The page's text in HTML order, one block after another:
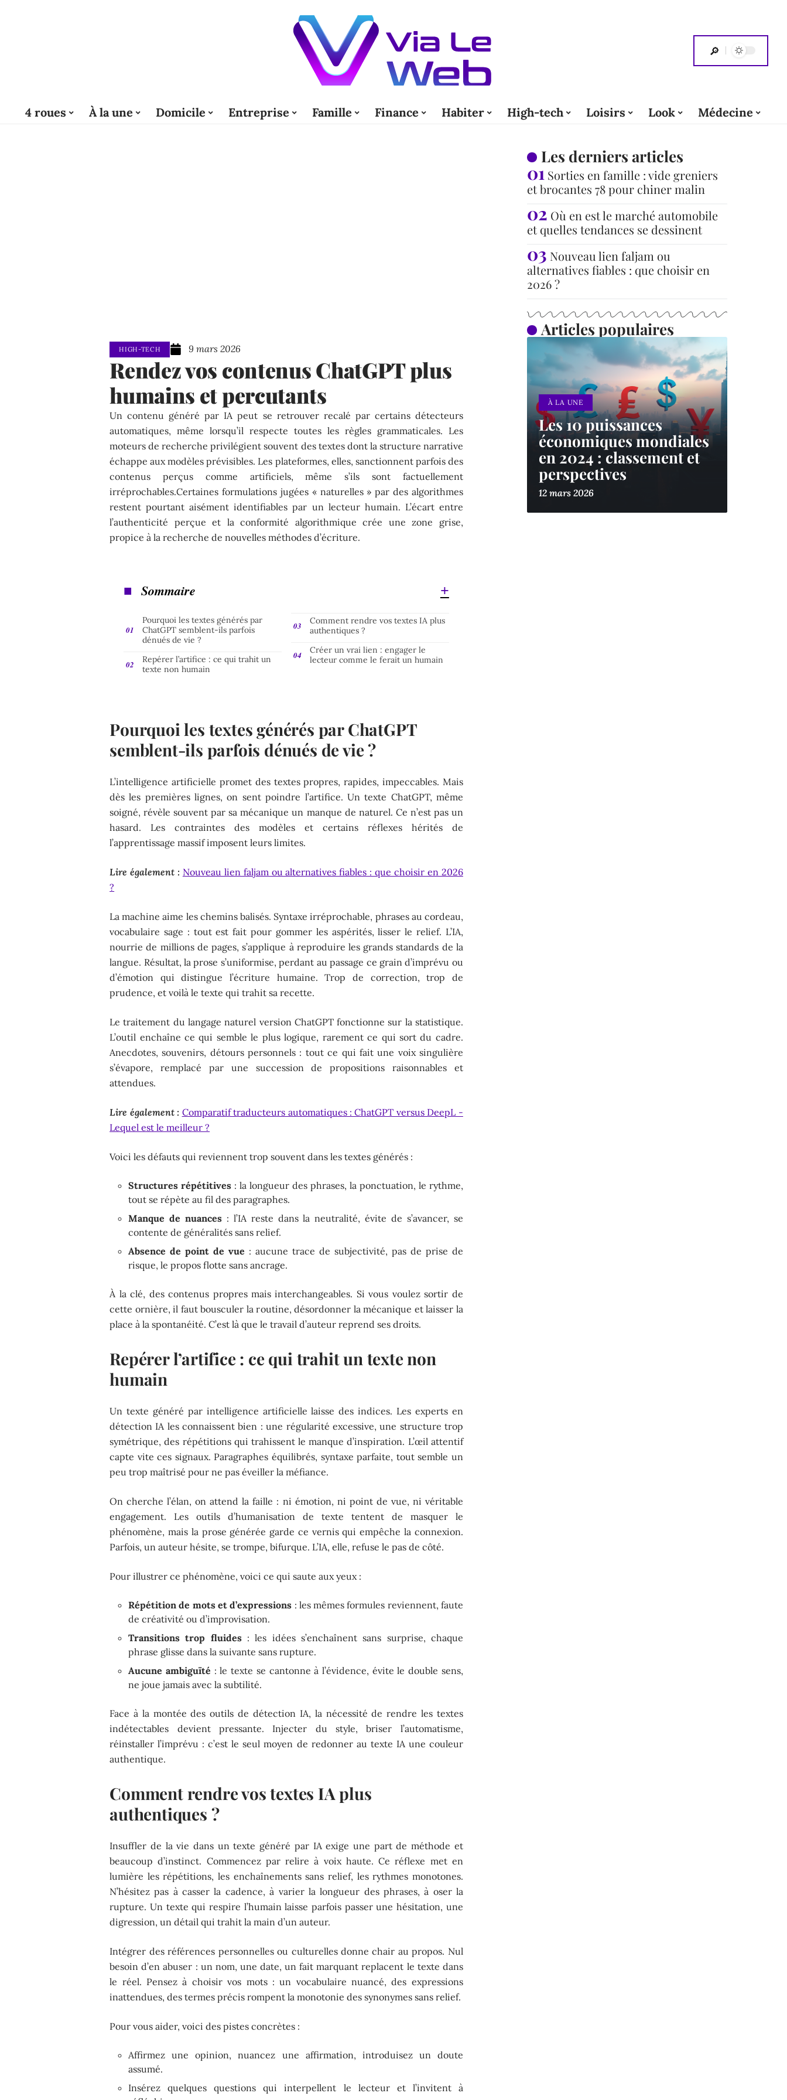
4 roues À la une Domicile Entreprise Famille Finance Habiter High-tech Loisirs Look Médecine
HIGH-TECH 9 mars 2026
Rendez vos contenus ChatGPT plus
humains et percutants
Un contenu généré par IA peut se retrouver recalé par certains détecteurs
automatiques, même lorsqu’il respecte toutes les règles grammaticales. Les
moteurs de recherche privilégient souvent des textes dont la structure narrative
échappe aux modèles prévisibles. Les plateformes, elles, sanctionnent parfois des
contenus perçus comme artificiels, même s’ils sont factuellement
irréprochables.Certaines formulations jugées « naturelles » par des algorithmes
restent pourtant aisément identifiables par un lecteur humain. L’écart entre
l’authenticité perçue et la conformité algorithmique crée une zone grise,
propice à la recherche de nouvelles méthodes d’écriture.
Sommaire
Pourquoi les textes générés par
ChatGPT semblent-ils parfois
dénués de vie ?
Repérer l’artifice : ce qui trahit un
texte non humain
Comment rendre vos textes IA plus
authentiques ?
Créer un vrai lien : engager le
lecteur comme le ferait un humain
Pourquoi les textes générés par ChatGPT
semblent-ils parfois dénués de vie ?
L’intelligence artificielle promet des textes propres, rapides, impeccables. Mais
dès les premières lignes, on sent poindre l’artifice. Un texte ChatGPT, même
soigné, révèle souvent par sa mécanique un manque de naturel. Ce n’est pas un
hasard. Les contraintes des modèles et certains réflexes hérités de
l’apprentissage massif imposent leurs limites.
Lire également : Nouveau lien faljam ou alternatives fiables : que choisir en 2026
?
La machine aime les chemins balisés. Syntaxe irréprochable, phrases au cordeau,
vocabulaire sage : tout est fait pour gommer les aspérités, lisser le relief. L’IA,
nourrie de millions de pages, s’applique à reproduire les grands standards de la
langue. Résultat, la prose s’uniformise, perdant au passage ce grain d’imprévu ou
d’émotion qui distingue l’écriture humaine. Trop de correction, trop de
prudence, et voilà le texte qui trahit sa recette.
Le traitement du langage naturel version ChatGPT fonctionne sur la statistique.
L’outil enchaîne ce qui semble le plus logique, rarement ce qui sort du cadre.
Anecdotes, souvenirs, détours personnels : tout ce qui fait une voix singulière
s’évapore, remplacé par une succession de propositions raisonnables et
attendues.
Lire également : Comparatif traducteurs automatiques : ChatGPT versus DeepL -
Lequel est le meilleur ?
Voici les défauts qui reviennent trop souvent dans les textes générés :
Structures répétitives : la longueur des phrases, la ponctuation, le rythme,
tout se répète au fil des paragraphes.
Manque de nuances: l’IA reste dans la neutralité, évite de s’avancer, se
contente de généralités sans relief.
Absence de point de vue : aucune trace de subjectivité, pas de prise de
risque, le propos flotte sans ancrage.
À la clé, des contenus propres mais interchangeables. Si vous voulez sortir de
cette ornière, il faut bousculer la routine, désordonner la mécanique et laisser la
place à la spontanéité. C’est là que le travail d’auteur reprend ses droits.
Repérer l’artifice : ce qui trahit un texte non
humain
Un texte généré par intelligence artificielle laisse des indices. Les experts en
détection IA les connaissent bien : une régularité excessive, une structure trop
symétrique, des répétitions qui trahissent le manque d’inspiration. L’œil attentif
capte vite ces signaux. Paragraphes équilibrés, syntaxe parfaite, tout semble un
peu trop maîtrisé pour ne pas éveiller la méfiance.
On cherche l’élan, on attend la faille : ni émotion, ni point de vue, ni véritable
engagement. Les outils d’humanisation de texte tentent de masquer le
phénomène, mais la prose générée garde ce vernis qui empêche la connexion.
Parfois, un auteur hésite, se trompe, bifurque. L’IA, elle, refuse le pas de côté.
Pour illustrer ce phénomène, voici ce qui saute aux yeux :
Répétition de mots et d’expressions : les mêmes formules reviennent, faute
de créativité ou d’improvisation.
Transitions trop fluides: les idées s’enchaînent sans surprise, chaque
phrase glisse dans la suivante sans rupture.
Aucune ambiguïté : le texte se cantonne à l’évidence, évite le double sens,
ne joue jamais avec la subtilité.
Face à la montée des outils de détection IA, la nécessité de rendre les textes
indétectables devient pressante. Injecter du style, briser l’automatisme,
réinstaller l’imprévu : c’est le seul moyen de redonner au texte IA une couleur
authentique.
Comment rendre vos textes IA plus
authentiques ?
Insuffler de la vie dans un texte généré par IA exige une part de méthode et
beaucoup d’instinct. Commencez par relire à voix haute. Ce réflexe met en
lumière les répétitions, les enchaînements sans relief, les rythmes monotones.
N’hésitez pas à casser la cadence, à varier la longueur des phrases, à oser la
rupture. Un texte qui respire l’humain laisse parfois passer une hésitation, une
digression, un détail qui trahit la main d’un auteur.
Intégrer des références personnelles ou culturelles donne chair au propos. Nul
besoin d’en abuser : un nom, une date, un fait marquant replacent le texte dans
le réel. Pensez à choisir vos mots : un vocabulaire nuancé, des expressions
inattendues, des termes précis rompent la monotonie des synonymes sans relief.
Pour vous aider, voici des pistes concrètes :
Affirmez une opinion, nuancez une affirmation, introduisez un doute
assumé.
Insérez quelques questions qui interpellent le lecteur et l’invitent à
Les derniers articles
Sorties en famille : vide greniers
et brocantes 78 pour chiner malin
Où en est le marché automobile
et quelles tendances se dessinent
Nouveau lien faljam ou
alternatives fiables : que choisir en
2026 ?
Articles populaires
À LA UNE
Les 10 puissances
économiques mondiales
en 2024 : classement et
perspectives
12 mars 2026